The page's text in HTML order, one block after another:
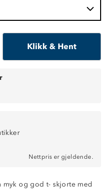
Klikk & Hent
Nettpris er gjeldende.
myk og god t- skjorte med